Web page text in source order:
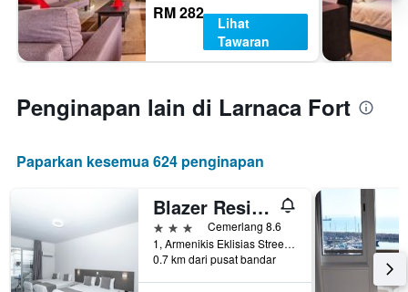
RM 282
Lihat
Tawaran
Penginapan lain di Larnaca Fort
Paparkan kesemua 624 penginapan
Blazer Residence
3 bintangCemerlang 8.6
1, Armenikis Eklisias Street, Larnaca, Cyprus
0.7 km dari pusat bandar